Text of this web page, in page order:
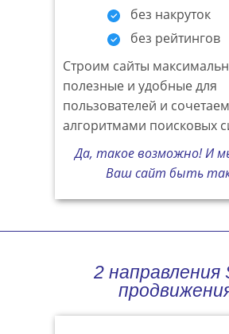
без накруток
без рейтингов
Строим сайты
полезные и удобные для
пользователей и
алгоритмами поисковых
Да, такое возможно! И
Ваш сайт быть
2 направления